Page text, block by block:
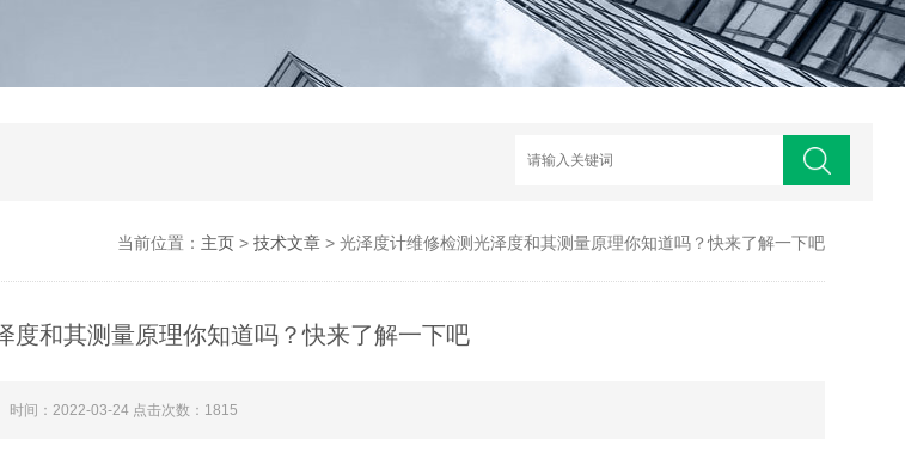
当前位置： 主页> 技术文章> 光泽度计维修检测光泽度和其测量原理你知道吗？快来了解一下吧
度和其测量原理你知道吗？快来了解一下吧
时间：2022-03-24 点击次数：1815